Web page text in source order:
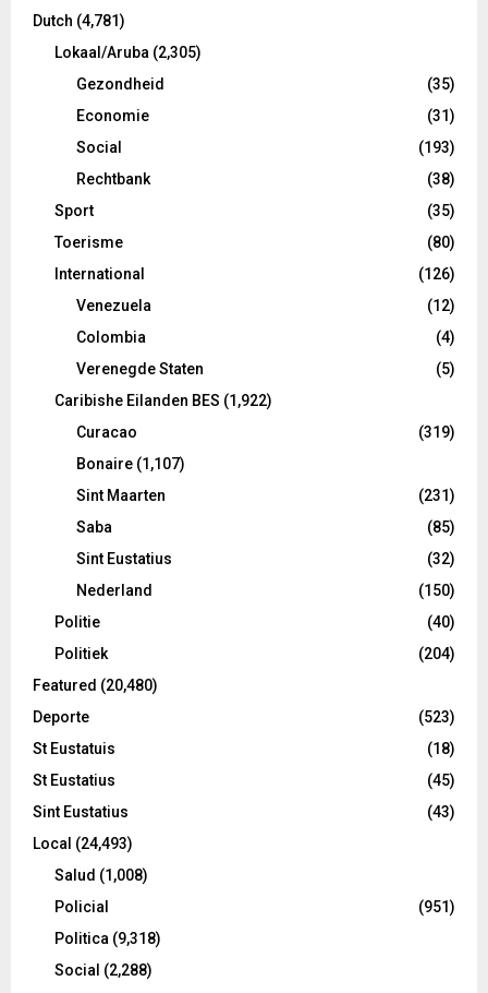
Dutch (4,781)
Lokaal/Aruba (2,305)
Gezondheid
(35)
Economie
(31)
Social
(193)
Rechtbank
(38)
Sport
(35)
Toerisme
(80)
International
(126)
Venezuela
(12)
Colombia
(4)
Verenegde Staten
(5)
Caribishe Eilanden BES (1,922)
Curacao
(319)
Bonaire (1,107)
Sint Maarten
(231)
Saba
(85)
Sint Eustatius
(32)
Nederland
(150)
Politie
(40)
Politiek
(204)
Featured (20,480)
Deporte
(523)
St Eustatuis
(18)
St Eustatius
(45)
Sint Eustatius
(43)
Local (24,493)
Salud (1,008)
Policial
(951)
Politica (9,318)
Social (2,288)